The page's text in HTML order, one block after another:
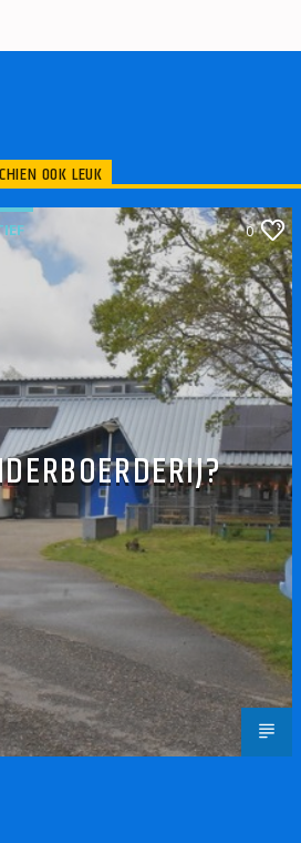
OOK LEUK
0